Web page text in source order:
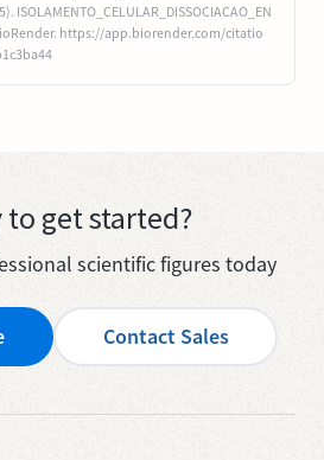
ISOLAMENTO_CELULAR_DISSOCIACAO_EN
https://app.biorender.com/citatio
to get started?
scientific figures today
Contact Sales